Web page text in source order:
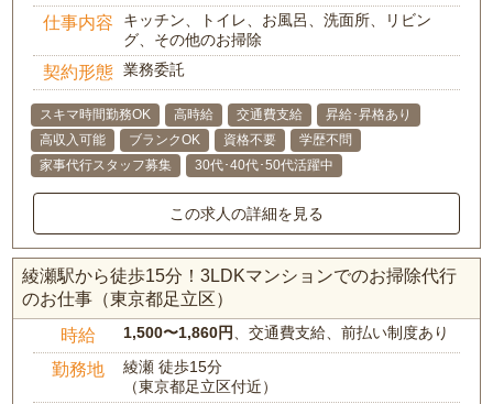
仕事内容
キッチン、トイレ、お風呂、洗面所、リビン
グ、その他のお掃除
契約形態 業務委託
スキマ時間勤務OK 高時給 交通費支給
昇給･昇格あり
高収入可能
ブランクOK 資格不要
学歴不問
家事代行スタッフ募集
30代･40代･50代活躍中
この求人の詳細を見る
綾瀬駅から徒歩15分！3LDKマンションでのお掃除代行
のお仕事（東京都足立区）
時給 1,500〜1,860円、交通費支給、前払い制度あり
勤務地
綾瀬 徒歩15分
（東京都足立区付近）